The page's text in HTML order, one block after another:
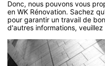
Donc, nous pouvons vous
en WK Rénovation. Sachez
pour garantir un travail de
d'autres informations,